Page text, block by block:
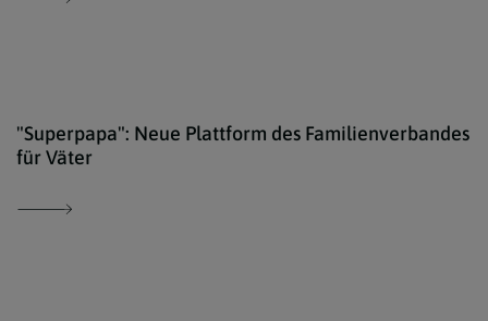
"Superpapa": Neue Plattform des Familienverbandes
für Väter